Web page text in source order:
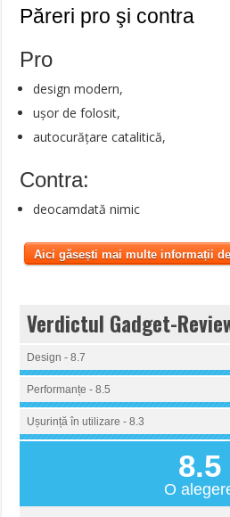
Păreri pro şi contra
Pro
design modern,
ușor de folosit,
autocurățare catalitică,
Contra:
deocamdată nimic
Aici găsești mai multe informații
Verdictul Gadget-
Design - 8.7
Performanțe - 8.5
Ușurință în utilizare - 8.3
8.5
O